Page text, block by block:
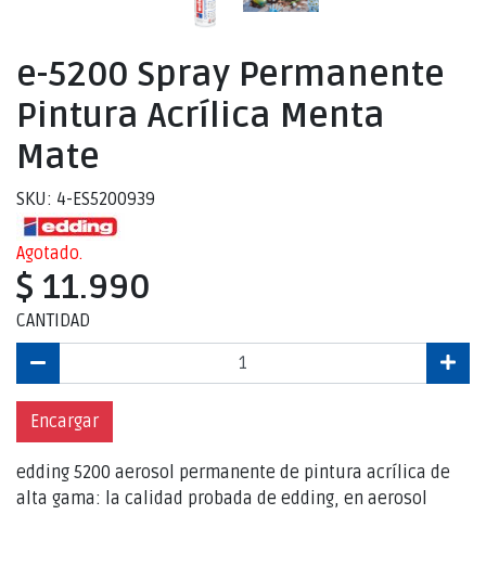
e-5200 Spray Permanente
Pintura Acrílica Menta
Mate
SKU: 4-ES5200939
Agotado.
$ 11.990
CANTIDAD
Encargar
edding 5200 aerosol permanente de pintura acrílica de
alta gama: la calidad probada de edding, en aerosol